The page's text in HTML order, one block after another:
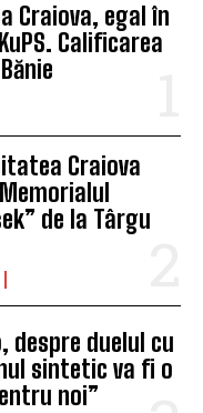
Craiova, egal în
Calificarea
Craiova
de la Târgu
despre duelul cu
sintetic va fi o
noi”